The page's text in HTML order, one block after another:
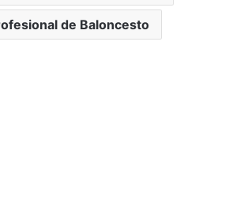
de Baloncesto